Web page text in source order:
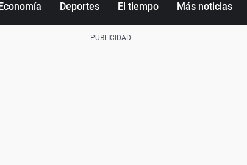
Deportes El tiempo Más noticias